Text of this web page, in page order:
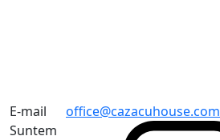
E-mail
office@cazacuhouse.com
Suntem